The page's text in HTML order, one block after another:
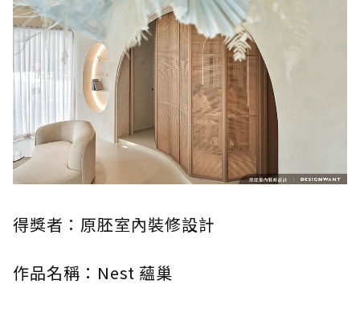
得獎者：原胚室內裝修設計
作品名稱：Nest 蘊巢